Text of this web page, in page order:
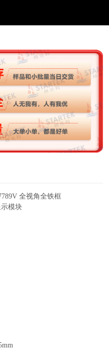
全视角全铁框
模块
mm